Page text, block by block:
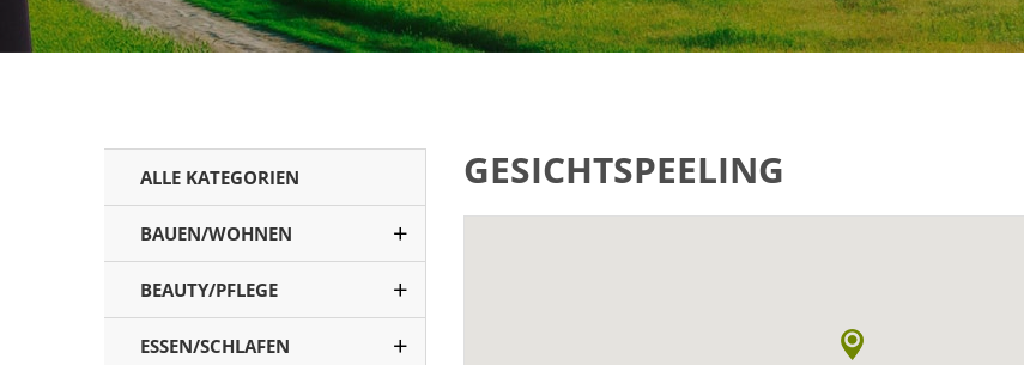
ALLE KATEGORIEN
BAUEN/WOHNEN
BEAUTY/PFLEGE
ESSEN/SCHLAFEN
GESICHTSPEELING